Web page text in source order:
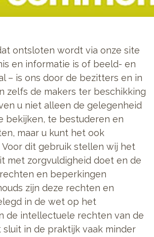
ontsloten wordt via onze site
en informatie is of beeld- en
– is ons door de bezitters en in
zelfs de makers ter beschikking
u niet alleen de gelegenheid
bekijken, te bestuderen en
maar u kunt het ook
Voor dit gebruik stellen wij het
met zorgvuldigheid doet en de
en beperkingen
zijn deze rechten en
in de wet op het
de intellectuele rechten van de
sluit in de praktijk vaak minder